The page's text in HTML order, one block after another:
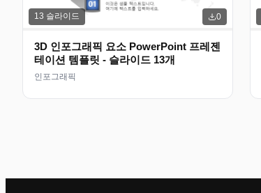
13 슬라이드 0
3D 인포그래픽 요소 PowerPoint 프레젠
테이션 템플릿 - 슬라이드 13개
인포그래픽